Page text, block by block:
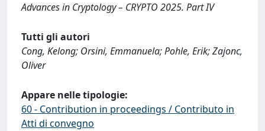
Advances in Cryptology – CRYPTO 2025. Part IV
Tutti gli autori
Cong, Kelong; Orsini, Emmanuela; Pohle, Erik; Zajonc,
Oliver
Appare nelle tipologie:
60 - Contribution in proceedings / Contributo in
Atti di convegno